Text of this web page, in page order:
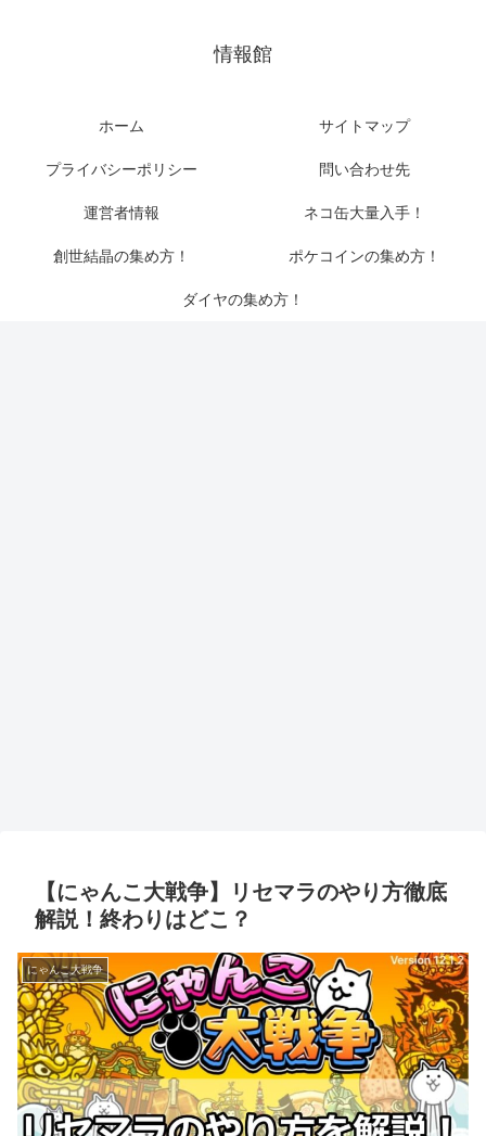
情報館
ホーム サイトマップ
プライバシーポリシー 問い合わせ先
運営者情報 ネコ缶大量入手！
創世結晶の集め方！ ポケコインの集め方！
ダイヤの集め方！
【にゃんこ大戦争】リセマラのやり方徹底
解説！終わりはどこ？
にゃんこ大戦争